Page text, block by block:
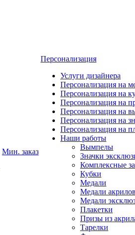
Мин. заказ
Персонализация
Услуги дизайнера
Персонализация на
Персонализация на
Персонализация на
Персонализация на
Персонализация на
Персонализация на
Наши работы
Вымпелы
Значки
Комплексные
Кубки
Медали
Медали
Медали
Плакетки
Призы из
Тарелки